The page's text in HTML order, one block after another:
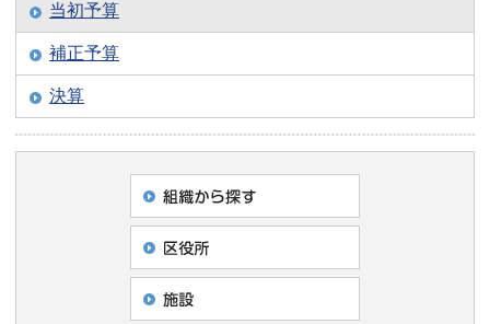
当初予算
補正予算
決算